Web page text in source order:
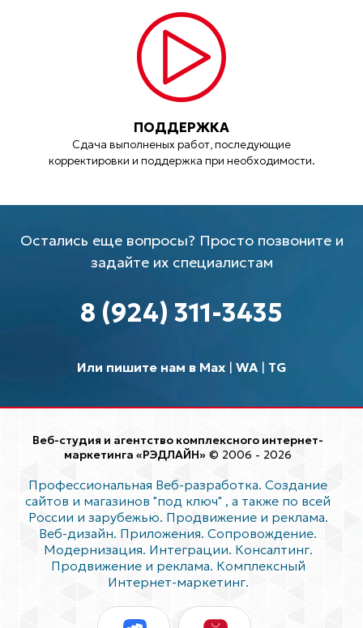
ПОДДЕРЖКА
Сдача выполненых работ, последующие
корректировки и поддержка при необходимости.
Остались еще вопросы? Просто позвоните и
задайте их специалистам
8 (924) 311-3435
Или пишите нам в Max| WA| TG
Веб-студия и агентство комплексного интернет-
маркетинга «РЭДЛАЙН» © 2006 - 2026
Профессиональная Веб-разработка. Создание
сайтов и магазинов "под ключ" , а также по всей
России и зарубежью. Продвижение и реклама.
Веб-дизайн. Приложения. Сопровождение.
Модернизация. Интеграции. Консалтинг.
Продвижение и реклама. Комплексный
Интернет-маркетинг.